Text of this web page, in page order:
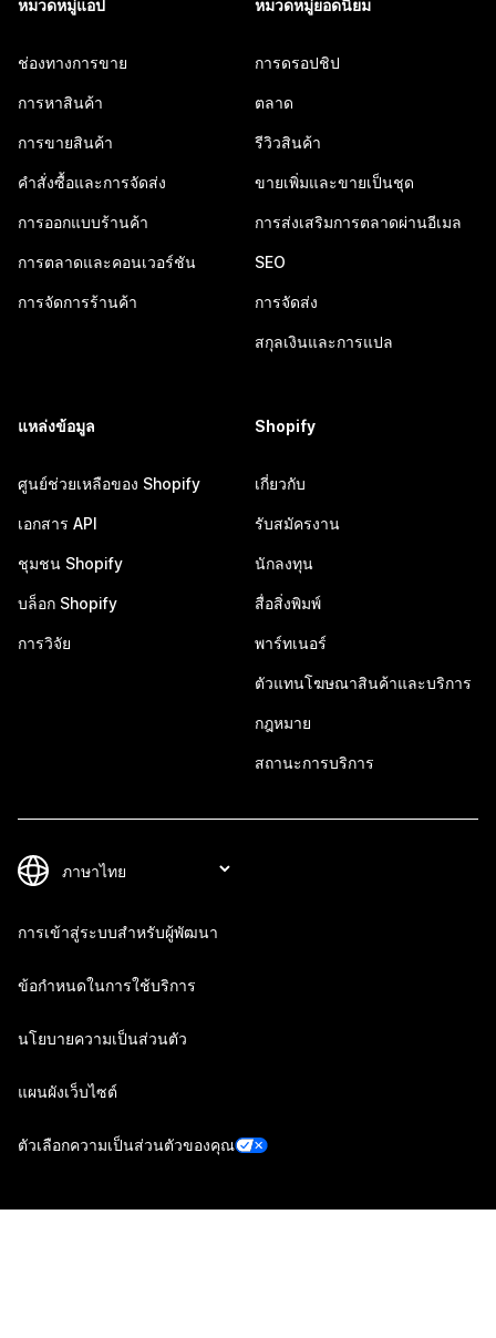
หมวดหมู่แอป
ช่องทางการขาย
การหาสินค้า
การขายสินค้า
คำสั่งซื้อและการจัดส่ง
การออกแบบร้านค้า
การตลาดและคอนเวอร์ชัน
การจัดการร้านค้า
หมวดหมู่ยอดนิยม
การดรอปชิป
ตลาด
รีวิวสินค้า
ขายเพิ่มและขายเป็นชุด
การส่งเสริมการตลาดผ่านอีเมล
SEO
การจัดส่ง
สกุลเงินและการแปล
แหล่งข้อมูล
ศูนย์ช่วยเหลือของ Shopify
เอกสาร API
ชุมชน Shopify
บล็อก Shopify
การวิจัย
Shopify
เกี่ยวกับ
รับสมัครงาน
นักลงทุน
สื่อสิ่งพิมพ์
พาร์ทเนอร์
ตัวแทนโฆษณาสินค้าและบริการ
กฎหมาย
สถานะการบริการ
การเข้าสู่ระบบสำหรับผู้พัฒนา
ข้อกำหนดในการใช้บริการ
นโยบายความเป็นส่วนตัว
แผนผังเว็บไซต์
ตัวเลือกความเป็นส่วนตัวของคุณ